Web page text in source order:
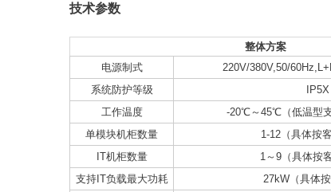
技术参数
整体方案
电源制式
220V/380V,50/
系统防护等级
IP5X
工作温度
-20℃～45℃（低温型
单模块机柜数量
1-12（具体按
IT机柜数量
1～9（具体按
支持IT负载最大功耗
27kW（具体